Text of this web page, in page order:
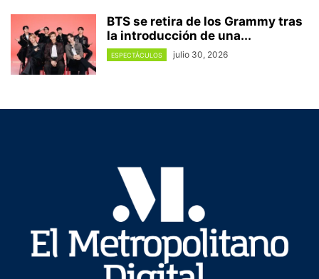
BTS se retira de los Grammy tras
la introducción de una...
ESPECTÁCULOS julio 30, 2026